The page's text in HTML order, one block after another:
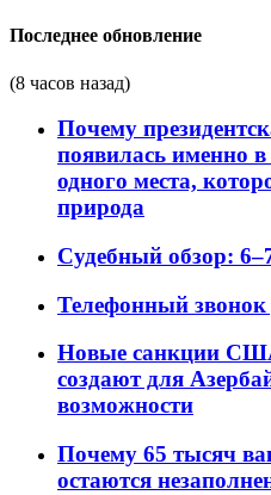
Последнее обновление
(8 часов назад)
Почему
появилась именно
одного места,
природа
Судебный обзор:
Телефонный звонок
Новые санкции
создают для
возможности
Почему 65 тысяч
остаются